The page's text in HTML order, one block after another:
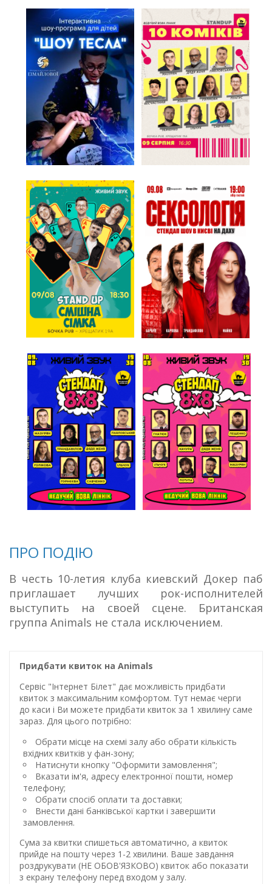
ПРО ПОДІЮ
В честь 10-летия клуба киевский Докер паб
приглашает лучших рок-исполнителей
выступить на своей сцене. Британская
группа Animals не стала исключением.
Придбати квиток на Animals
Сервіс "Інтернет Білет" дає можливість придбати
квиток з максимальним комфортом. Тут немає черги
до каси і Ви можете придбати квиток за 1 хвилину саме
зараз. Для цього потрібно:
Обрати місце на схемі залу або обрати кількість
вхідних квитків у фан-зону;
Натиснути кнопку "Оформити замовлення";
Вказати ім'я, адресу електронної пошти, номер
телефону;
Обрати спосіб оплати та доставки;
Внести дані банківської картки і завершити
замовлення.
Сума за квитки спишеться автоматично, а квиток
прийде на пошту через 1-2 хвилини. Ваше завдання
роздрукувати (НЕ ОБОВ'ЯЗКОВО) квиток або показати
з екрану телефону перед входом у залу.